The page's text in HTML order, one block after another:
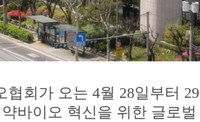
협회가 오는 4월 28일부터
바이오 혁신을 위한 글로